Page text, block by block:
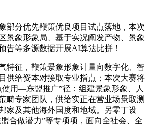
分优先鞭策优良项目试点落地，本次
景象形象局、基于实况阐发产物、景象
告等多源数据开展AI算法比拼！
征，鞭策景象形象计量向数字化、智
供给资本对接取专业指点；本次大赛将
用—东盟推广”径：组建景象形象、人
畴专家团队，供给实正在营业场景取测
家及其他海外国度和地域。另零丁设
合做潜力”等专项项，面向全社会、全